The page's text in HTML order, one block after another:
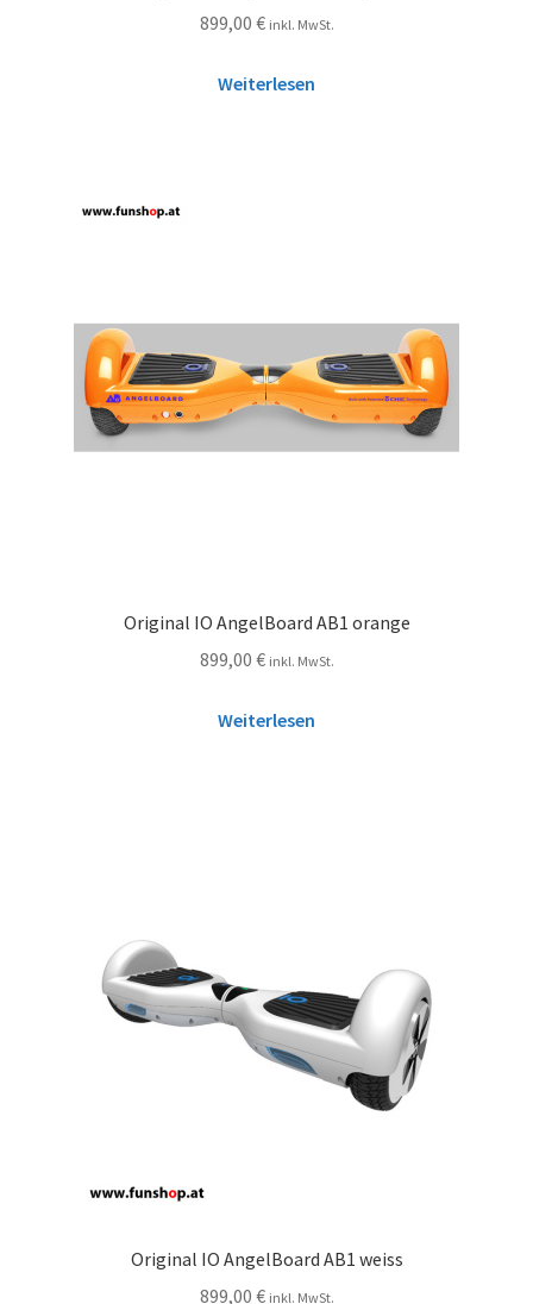
899,00 € inkl. MwSt.
Weiterlesen
Original IO AngelBoard AB1 orange
899,00 € inkl. MwSt.
Weiterlesen
Original IO AngelBoard AB1 weiss
899,00 € inkl. MwSt.